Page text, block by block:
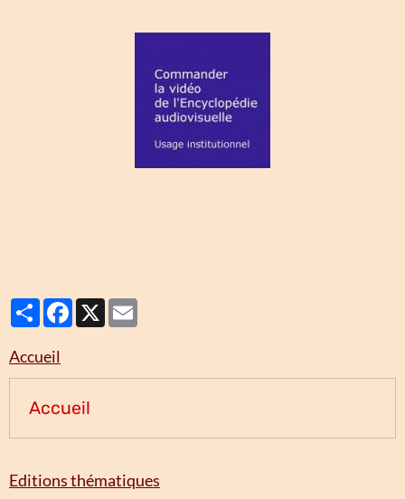
PartagerFacebook
Accueil
Accueil
Editions thématiques